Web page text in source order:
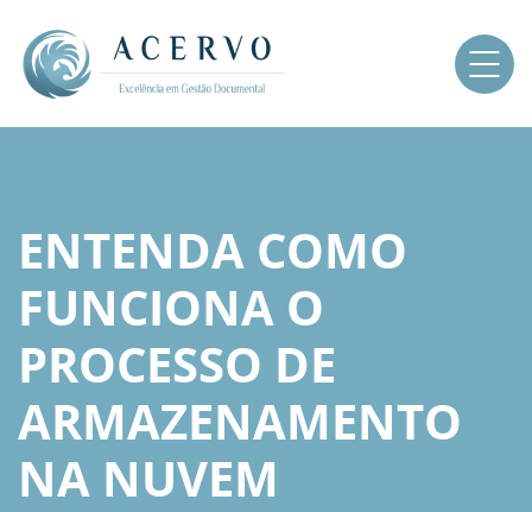
ENTENDA COMO
FUNCIONA O
PROCESSO DE
ARMAZENAMENTO
NA NUVEM